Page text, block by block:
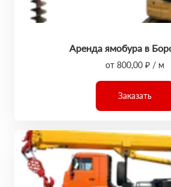
Аренда ямобура в
от 800,00 ₽ / м
Заказать